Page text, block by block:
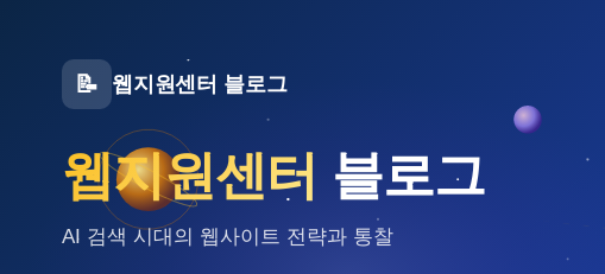
📝 웹지원센터 블로그
웹지원센터 블로그
AI 검색 시대의 웹사이트 전략과 통찰